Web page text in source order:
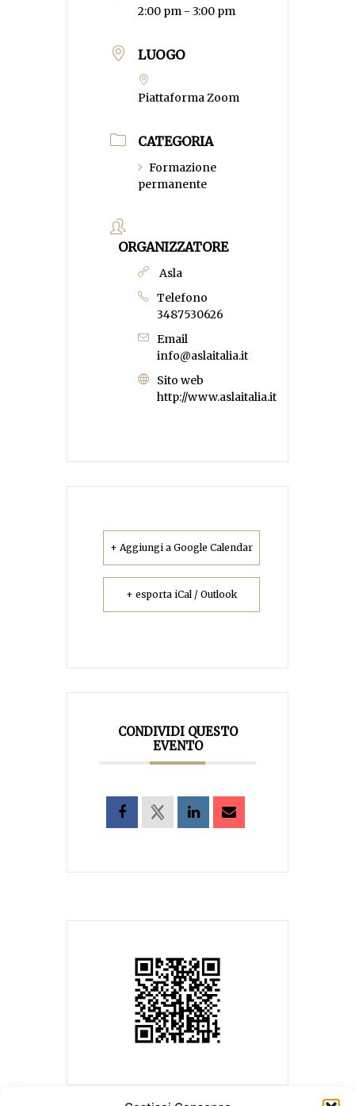
2:00 pm - 3:00 pm
LUOGO
Piattaforma Zoom
CATEGORIA
Formazione
permanente
ORGANIZZATORE
Asla
Telefono
3487530626
Email
info@aslaitalia.it
Sito web
http://www.aslaitalia.it
+ Aggiungi a Google Calendar
+ esporta iCal / Outlook
CONDIVIDI QUESTO
EVENTO